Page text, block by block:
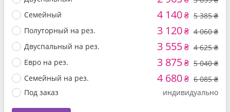
Семейный
4 140₴ 5 385 ₴
Полуторный на рез.
3 120₴ 4 060 ₴
Двуспальный на рез.
3 555₴ 4 625 ₴
Евро на рез.
3 875₴ 5 040 ₴
Семейный на рез.
4 680₴ 6 085 ₴
Под заказ
индивидуально